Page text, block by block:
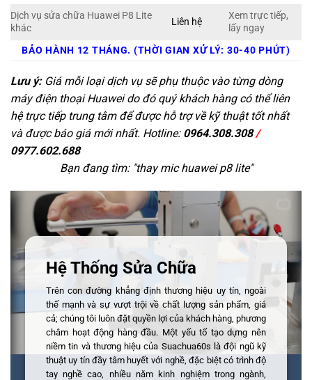
Dịch vụ sửa chữa Huawei P8 Lite
khác
Liên hệ
Xem trực tiếp,
lấy ngay
BẢO HÀNH 12 THÁNG. (THỜI GIAN XỬ LÝ: 30-40 PHÚT)
Lưu ý:Giá mỗi loại dịch vụ sẽ phụ thuộc vào từng dòng
máy điện thoại Huawei do đó quý khách hàng có thể liên
hệ trực tiếp trung tâm để được hỗ trợ về kỹ thuật tốt nhất
và được báo giá mới nhất. Hotline: 0964.308.308/
0977.602.688
Bạn đang tìm: "thay mic huawei p8 lite"
Hệ Thống Sửa Chữa
Trên con đường khẳng định thương hiệu uy tín, ngoài
thế mạnh và sự vượt trội về chất lượng sản phẩm, giá
cả; chúng tôi luôn đặt quyền lợi của khách hàng, phương
châm hoạt động hàng đầu. Một yếu tố tạo dựng nên
niềm tin và thương hiệu của Suachua60s là đội ngũ kỹ
thuật uy tín đầy tâm huyết với nghề, đặc biệt có trình độ
tay nghề cao, nhiều năm kinh nghiệm trong ngành,